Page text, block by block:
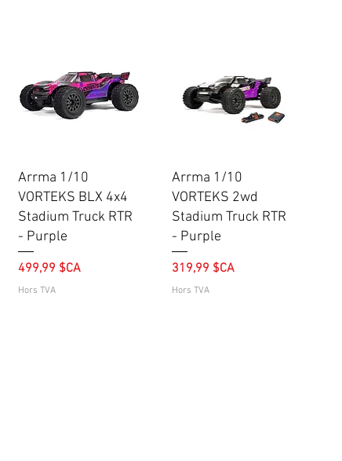
Aperçu rapide
Arrma 1/10
VORTEKS BLX 4x4
Stadium Truck RTR
- Purple
Prix
499,99 $CA
Hors TVA
Aperçu rapide
Arrma 1/10
VORTEKS 2wd
Stadium Truck RTR
- Purple
Prix
319,99 $CA
Hors TVA